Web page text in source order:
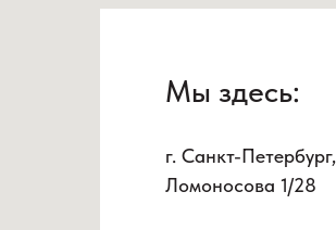
Мы здесь:
г. Санкт-Петербург,
Ломоносова 1/28